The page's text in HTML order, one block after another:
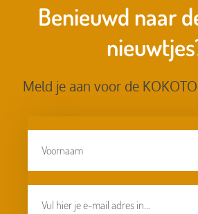
Benieuwd naar
Meld je aan voor de